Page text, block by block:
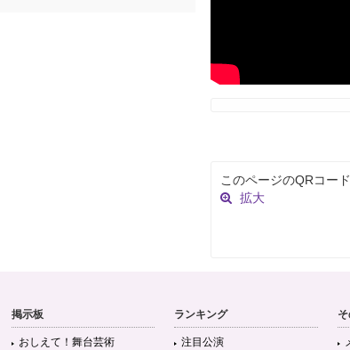
このページのQRコード
拡大
掲示板
おしえて！舞台芸術
ランキング
注目公演